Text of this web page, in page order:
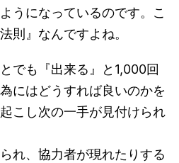
うになっているのです。こ
則』なんですよね。
でも『出来る』と1,000回
にはどうすれば良いのかを
こし次の一手が見付けられ
れ、協力者が現れたりする